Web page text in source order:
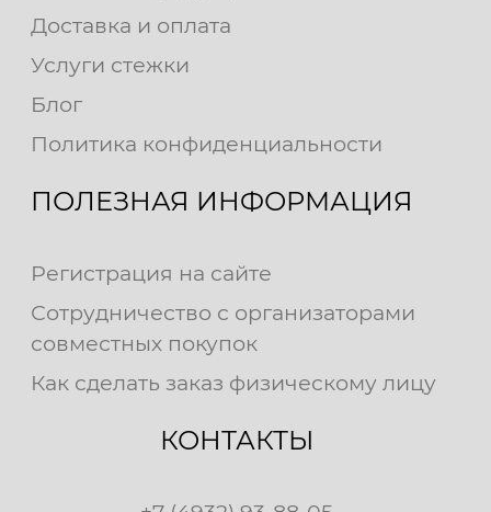
Доставка и оплата
Услуги стежки
Блог
Политика конфиденциальности
ПОЛЕЗНАЯ ИНФОРМАЦИЯ
Регистрация на сайте
Сотрудничество с организаторами
совместных покупок
Как сделать заказ физическому лицу
КОНТАКТЫ